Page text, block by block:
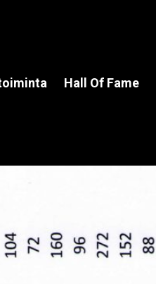
Hall Of Fame